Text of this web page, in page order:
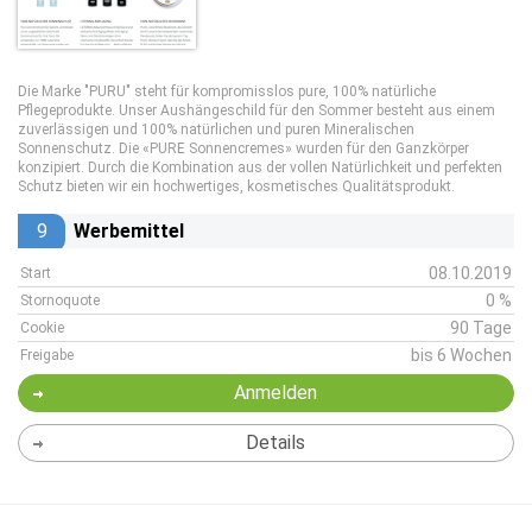
Die Marke "PURU" steht für kompromisslos pure, 100% natürliche
Pflegeprodukte. Unser Aushängeschild für den Sommer besteht aus einem
zuverlässigen und 100% natürlichen und puren Mineralischen
Sonnenschutz. Die «PURE Sonnencremes» wurden für den Ganzkörper
konzipiert. Durch die Kombination aus der vollen Natürlichkeit und perfekten
Schutz bieten wir ein hochwertiges, kosmetisches Qualitätsprodukt.
9 Werbemittel
Start 08.10.2019
Stornoquote 0 %
Cookie 90 Tage
Freigabe bis 6 Wochen
Anmelden
Details